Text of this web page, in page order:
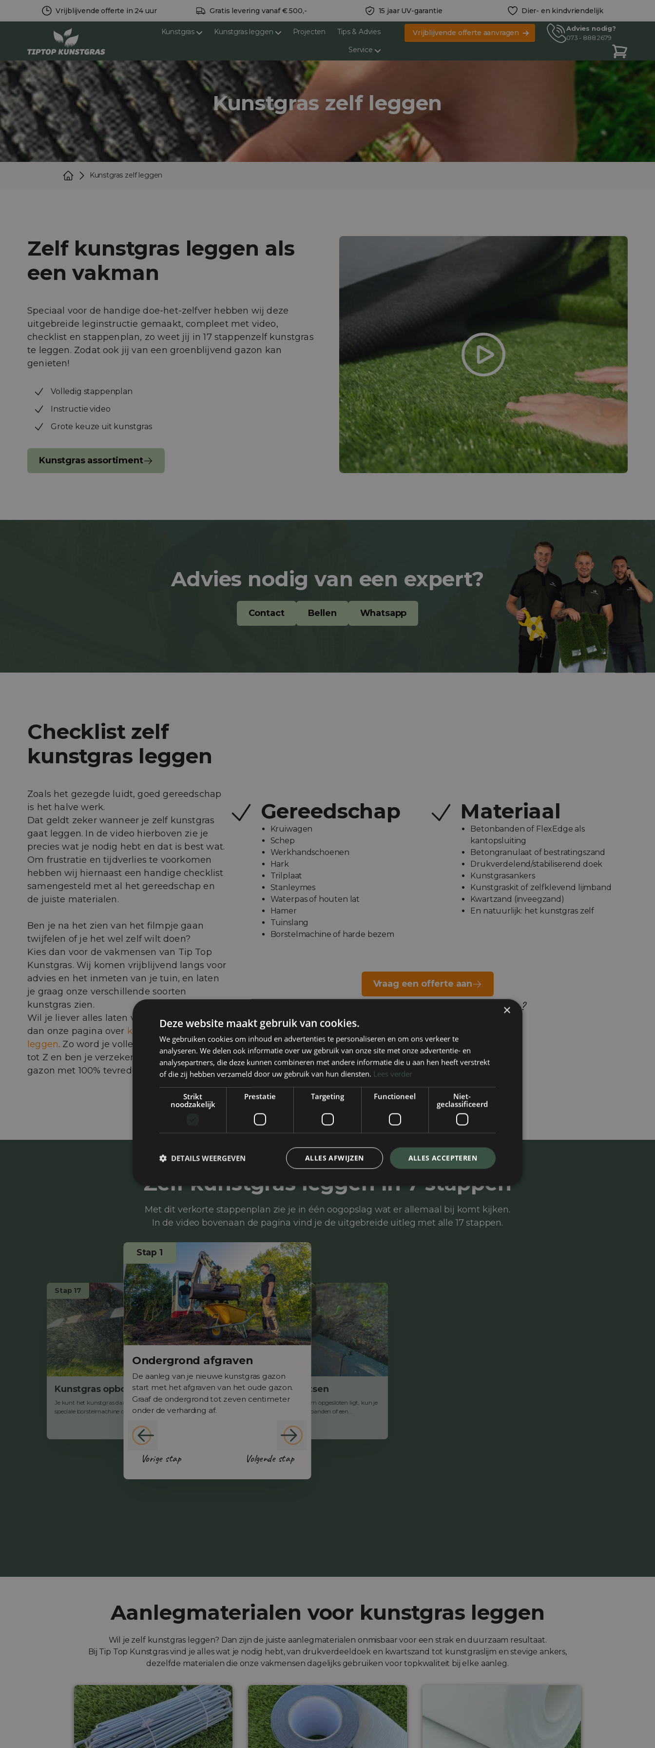
Vrijblijvende offerte in 24 uur Gratis levering vanaf € 500,- 15 jaar UV-garantie Dier- en kindvriendelijk
Kunstgras Kunstgras leggen Projecten Tips & Advies
Service
Vrijblijvende offerte aanvragen
Advies nodig?
073 - 888 2679
Kunstgras zelf leggen
Kunstgras zelf leggen
Zelf kunstgras leggen als
een vakman
Speciaal voor de handige doe-het-zelfver hebben wij deze
uitgebreide leginstructie gemaakt, compleet met video,
checklist en stappenplan, zo weet jij in 17 stappenzelf kunstgras
te leggen. Zodat ook jij van een groenblijvend gazon kan
genieten!
Volledig stappenplan
Instructie video
Grote keuze uit kunstgras
Kunstgras assortiment
Advies nodig van een expert?
Contact Bellen Whatsapp
Checklist zelf
kunstgras leggen
Zoals het gezegde luidt, goed gereedschap
is het halve werk.
Dat geldt zeker wanneer je zelf kunstgras
gaat leggen. In de video hierboven zie je
precies wat je nodig hebt en dat is best wat.
Om frustratie en tijdverlies te voorkomen
hebben wij hiernaast een handige checklist
samengesteld met al het gereedschap en
de juiste materialen.
Ben je na het zien van het filmpje gaan
twijfelen of je het wel zelf wilt doen?
Kies dan voor de vakmensen van Tip Top
Kunstgras. Wij komen vrijblijvend langs voor
advies en het inmeten van je tuin, en laten
je graag onze verschillende soorten
kunstgras zien.
Wil je liever alles laten verzorgen? Bekijk
dan onze pagina over kunstgras laten
leggen. Zo word je volledig ontzorgd van A
tot Z en ben je verzekerd van een strak
gazon met 100% tevredenheidsgarantie.
Gereedschap
Kruiwagen
Schep
Werkhandschoenen
Hark
Trilplaat
Stanleymes
Waterpas of houten lat
Hamer
Tuinslang
Borstelmachine of harde bezem
Materiaal
Betonbanden of FlexEdge als
kantopsluiting
Betongranulaat of bestratingszand
Drukverdelend/stabiliserend doek
Kunstgrasankers
Kunstgraskit of zelfklevend lijmband
Kwartzand (inveegzand)
En natuurlijk: het kunstgras zelf
Vraag een offerte aan
Liever kunstgras laten leggen?
Zelf kunstgras leggen in 7 stappen
Met dit verkorte stappenplan zie je in één oogopslag wat er allemaal bij komt kijken.
In de video bovenaan de pagina vind je de uitgebreide uitleg met alle 17 stappen.
Stap 17
Kunstgras opborstelen
Je kunt het kunstgras daarna opborstelen met een
speciale borstelmachine of een harde bezem. Doe dit...
Stap 1
Ondergrond afgraven
De aanleg van je nieuwe kunstgras gazon
start met het afgraven van het oude gazon.
Graaf de ondergrond tot zeven centimeter
onder de verharding af.
Vorige stap Volgende stap
Stap 2
Betonbanden plaatsen
Indien het kunstgras niet rondom opgesloten ligt, kun je
dit doen door middel van betonbanden of een...
Aanlegmaterialen voor kunstgras leggen
Wil je zelf kunstgras leggen? Dan zijn de juiste aanlegmaterialen onmisbaar voor een strak en duurzaam resultaat.
Bij Tip Top Kunstgras vind je alles wat je nodig hebt, van drukverdeeldoek en kwartszand tot kunstgraslijm en stevige ankers,
dezelfde materialen die onze vakmensen dagelijks gebruiken voor topkwaliteit bij elke aanleg.
×
Deze website maakt gebruik van cookies.
We gebruiken cookies om inhoud en advertenties te personaliseren en om ons verkeer te
analyseren. We delen ook informatie over uw gebruik van onze site met onze advertentie- en
analysepartners, die deze kunnen combineren met andere informatie die u aan hen heeft verstrekt
of die zij hebben verzameld door uw gebruik van hun diensten. Lees verder
Strikt
noodzakelijk
Prestatie Targeting Functioneel
Niet-
geclassificeerd
ALLES ACCEPTEREN
ALLES AFWIJZEN
DETAILS WEERGEVEN